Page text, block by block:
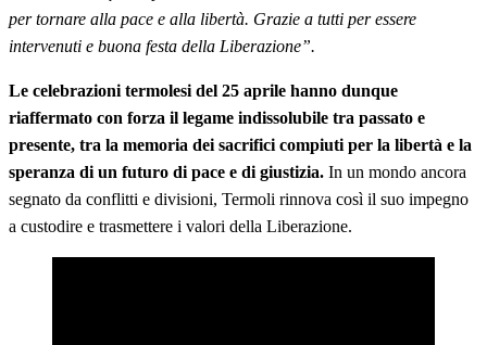
per tornare alla pace e alla libertà. Grazie a tutti per essere
intervenuti e buona festa della Liberazione”.
Le celebrazioni termolesi del 25 aprile hanno dunque
riaffermato con forza il legame indissolubile tra passato e
presente, tra la memoria dei sacrifici compiuti per la libertà e la
speranza di un futuro di pace e di giustizia. In un mondo ancora
segnato da conflitti e divisioni, Termoli rinnova così il suo impegno
a custodire e trasmettere i valori della Liberazione.